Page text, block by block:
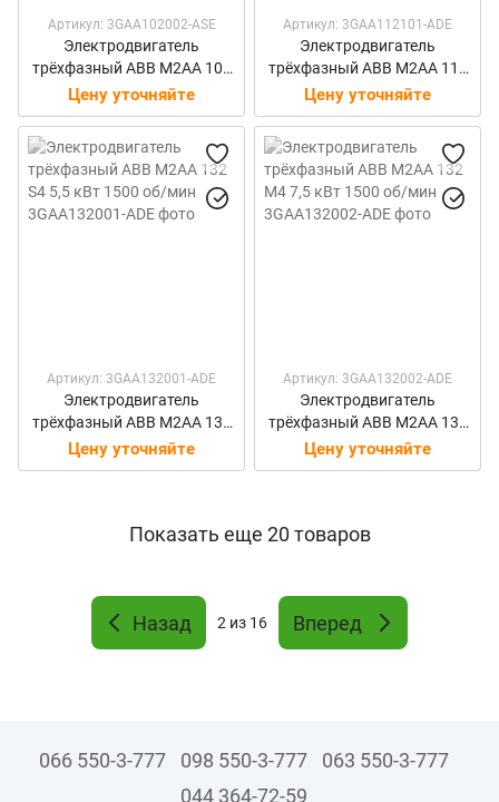
Артикул: 3GAA102002-ASE
Электродвигатель
трёхфазный ABB M2AA 100
LB4 3 кВт 1500 об/мин
Цену уточняйте
Артикул: 3GAA112101-ADE
Электродвигатель
трёхфазный ABB M2AA 112
M4 4 кВт 1500 об/мин
Цену уточняйте
Артикул: 3GAA132001-ADE
Электродвигатель
трёхфазный ABB M2AA 132
S4 5,5 кВт 1500 об/мин
Цену уточняйте
Артикул: 3GAA132002-ADE
Электродвигатель
трёхфазный ABB M2AA 132
M4 7,5 кВт 1500 об/мин
Цену уточняйте
Показать еще 20 товаров
Назад 2 из 16 Вперед
066 550-3-777 098 550-3-777
063 550-3-777
044 364-72-59